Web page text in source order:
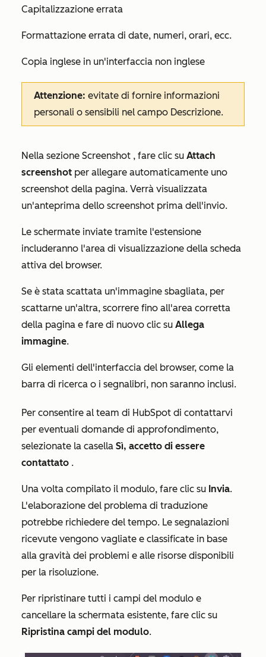
Capitalizzazione errata
Formattazione errata di date, numeri, orari, ecc.
Copia inglese in un'interfaccia non inglese
Attenzione: evitate di fornire informazioni
personali o sensibili nel campo Descrizione.
Nella sezione Screenshot , fare clic su Attach
screenshot per allegare automaticamente uno
screenshot della pagina. Verrà visualizzata
un'anteprima dello screenshot prima dell'invio.
Le schermate inviate tramite l'estensione
includeranno l'area di visualizzazione della scheda
attiva del browser.
Se è stata scattata un'immagine sbagliata, per
scattarne un'altra, scorrere fino all'area corretta
della pagina e fare di nuovo clic su Allega
immagine.
Gli elementi dell'interfaccia del browser, come la
barra di ricerca o i segnalibri, non saranno inclusi.
Per consentire al team di HubSpot di contattarvi
per eventuali domande di approfondimento,
selezionate la casella Sì, accetto di essere
contattato .
Una volta compilato il modulo, fare clic su Invia.
L'elaborazione del problema di traduzione
potrebbe richiedere del tempo. Le segnalazioni
ricevute vengono vagliate e classificate in base
alla gravità dei problemi e alle risorse disponibili
per la risoluzione.
Per ripristinare tutti i campi del modulo e
cancellare la schermata esistente, fare clic su
Ripristina campi del modulo.